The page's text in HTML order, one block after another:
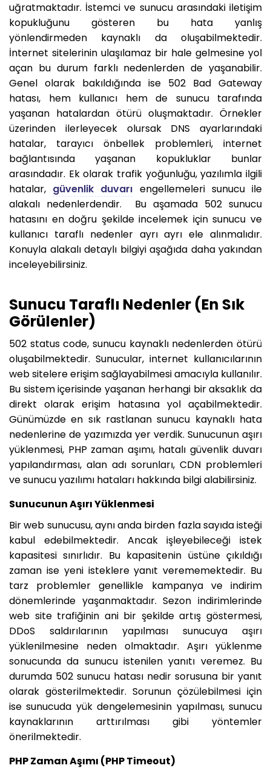
uğratmaktadır. İstemci ve sunucu arasındaki iletişim
kopukluğunu gösteren bu hata yanlış
yönlendirmeden kaynaklı da oluşabilmektedir.
İnternet sitelerinin ulaşılamaz bir hale gelmesine yol
açan bu durum farklı nedenlerden de yaşanabilir.
Genel olarak bakıldığında ise 502 Bad Gateway
hatası, hem kullanıcı hem de sunucu tarafında
yaşanan hatalardan ötürü oluşmaktadır. Örnekler
üzerinden ilerleyecek olursak DNS ayarlarındaki
hatalar, tarayıcı önbellek problemleri, internet
bağlantısında yaşanan kopukluklar bunlar
arasındadır. Ek olarak trafik yoğunluğu, yazılımla ilgili
hatalar, güvenlik duvarı engellemeleri sunucu ile
alakalı nedenlerdendir. Bu aşamada 502 sunucu
hatasını en doğru şekilde incelemek için sunucu ve
kullanıcı taraflı nedenler ayrı ayrı ele alınmalıdır.
Konuyla alakalı detaylı bilgiyi aşağıda daha yakından
inceleyebilirsiniz.
Sunucu Taraflı Nedenler (En Sık
Görülenler)
502 status code, sunucu kaynaklı nedenlerden ötürü
oluşabilmektedir. Sunucular, internet kullanıcılarının
web sitelere erişim sağlayabilmesi amacıyla kullanılır.
Bu sistem içerisinde yaşanan herhangi bir aksaklık da
direkt olarak erişim hatasına yol açabilmektedir.
Günümüzde en sık rastlanan sunucu kaynaklı hata
nedenlerine de yazımızda yer verdik. Sunucunun aşırı
yüklenmesi, PHP zaman aşımı, hatalı güvenlik duvarı
yapılandırması, alan adı sorunları, CDN problemleri
ve sunucu yazılımı hataları hakkında bilgi alabilirsiniz.
Sunucunun Aşırı Yüklenmesi
Bir web sunucusu, aynı anda birden fazla sayıda isteği
kabul edebilmektedir. Ancak işleyebileceği istek
kapasitesi sınırlıdır. Bu kapasitenin üstüne çıkıldığı
zaman ise yeni isteklere yanıt verememektedir. Bu
tarz problemler genellikle kampanya ve indirim
dönemlerinde yaşanmaktadır. Sezon indirimlerinde
web site trafiğinin ani bir şekilde artış göstermesi,
DDoS saldırılarının yapılması sunucuya aşırı
yüklenilmesine neden olmaktadır. Aşırı yüklenme
sonucunda da sunucu istenilen yanıtı veremez. Bu
durumda 502 sunucu hatası nedir sorusuna bir yanıt
olarak gösterilmektedir. Sorunun çözülebilmesi için
ise sunucuda yük dengelemesinin yapılması, sunucu
kaynaklarının arttırılması gibi yöntemler
önerilmektedir.
PHP Zaman Aşımı (PHP Timeout)